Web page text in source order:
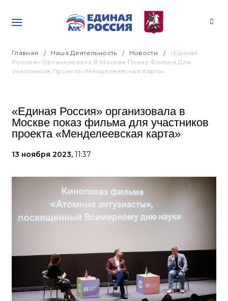
Главная Наша Деятельность Новости
«Единая
Россия» Организовала В Москве Показ Фильма Для
Участников Проекта «Менделеевская Карта»
«Единая Россия» организовала в
Москве показ фильма для участников
проекта «Менделеевская карта»
13 ноября 2023, 11:37